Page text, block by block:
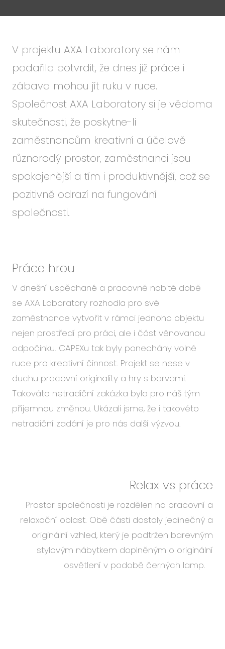
V projektu AXA Laboratory se nám
podařilo potvrdit, že dnes již práce i
zábava mohou jít ruku v ruce.
Společnost AXA Laboratory si je vědoma
skutečnosti, že poskytne-li
zaměstnancům kreativní a účelově
různorodý prostor, zaměstnanci jsou
spokojenější a tím i produktivnější, což se
pozitivně odrazí na fungování
společnosti.
Práce hrou
V dnešní uspěchané a pracovně nabité době
se AXA Laboratory rozhodla pro své
zaměstnance vytvořit v rámci jednoho objektu
nejen prostředí pro práci, ale i část věnovanou
odpočinku. CAPEXu tak byly ponechány volné
ruce pro kreativní činnost. Projekt se nese v
duchu pracovní originality a hry s barvami.
Takováto netradiční zakázka byla pro náš tým
příjemnou změnou. Ukázali jsme, že i takovéto
netradiční zadání je pro nás další výzvou.
Relax vs práce
Prostor společnosti je rozdělen na pracovní a
relaxační oblast. Obě části dostaly jedinečný a
originální vzhled, který je podtržen barevným
stylovým nábytkem doplněným o originální
osvětlení v podobě černých lamp.